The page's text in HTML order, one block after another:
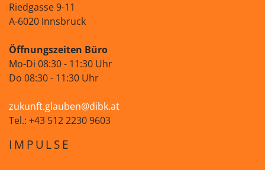
Riedgasse 9-11
A-6020 Innsbruck
Öffnungszeiten Büro
Mo-Di 08:30 - 11:30 Uhr
Do 08:30 - 11:30 Uhr
zukunft.glauben@dibk.at
Tel.: +43 512 2230 9603
IMPULSE